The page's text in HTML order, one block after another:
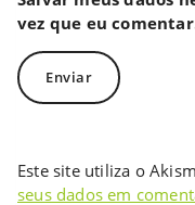
vez que eu
Este site utiliza o
seus dados em